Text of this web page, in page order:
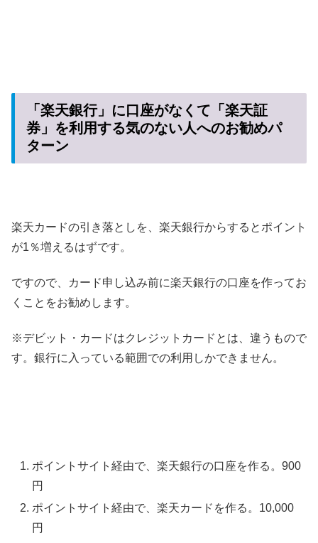
「楽天銀行」に口座がなくて「楽天証
券」を利用する気のない人へのお勧めパ
ターン
楽天カードの引き落としを、楽天銀行からするとポイント
が1％増えるはずです。
ですので、カード申し込み前に楽天銀行の口座を作ってお
くことをお勧めします。
※デビット・カードはクレジットカードとは、違うもので
す。銀行に入っている範囲での利用しかできません。
ポイントサイト経由で、楽天銀行の口座を作る。900
円
ポイントサイト経由で、楽天カードを作る。10,000
円